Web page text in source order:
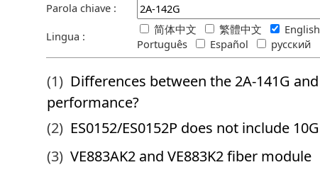
Parola chiave :
Lingua :
简体中文 繁體中文 English
Português
Español русский